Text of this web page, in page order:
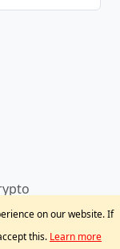
Disclaimer
on our website. If
this. Learn more